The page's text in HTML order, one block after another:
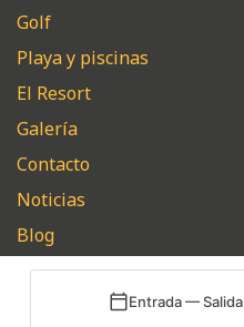
Entrada — Salida
Golf
Playa y piscinas
El Resort
Galería
Contacto
Noticias
Blog